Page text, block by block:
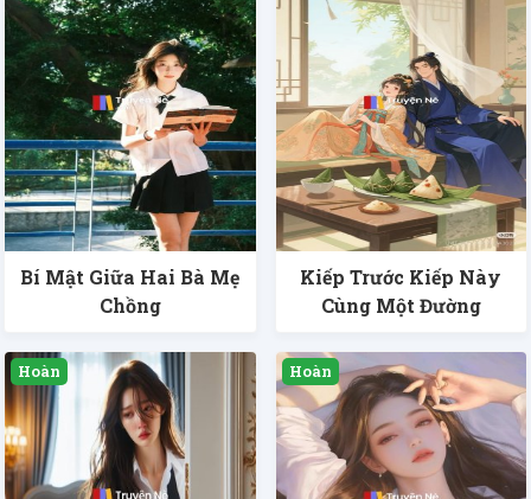
Bí Mật Giữa Hai Bà Mẹ
Chồng
Kiếp Trước Kiếp Này
Cùng Một Đường